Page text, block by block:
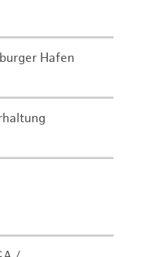
Hafen